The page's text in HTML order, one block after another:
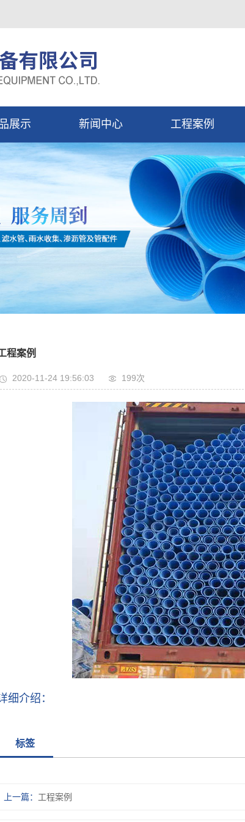
展示 新闻中心
公司新闻
行业动态
工程案例
工程案例
程案例
2020-11-24 19:56:03 199次
细介绍：
标签
上一篇： 工程案例